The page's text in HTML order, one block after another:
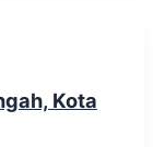
Kota